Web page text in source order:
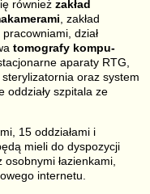
również zakład
, zakład
dział
tomografy kompu­
aparaty RTG,
oraz system
oddziały szpitala ze
15 oddziałami i
mieli do dyspozycji
łazienkami,
internetu.